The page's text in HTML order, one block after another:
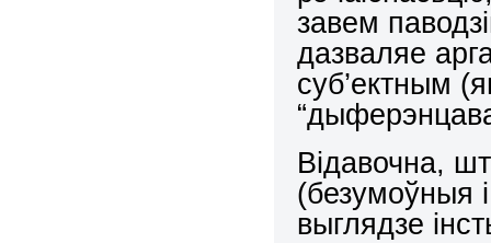
завем
дазваляе
суб’ектным
Відавочна,
(безумоўныя
выглядзе